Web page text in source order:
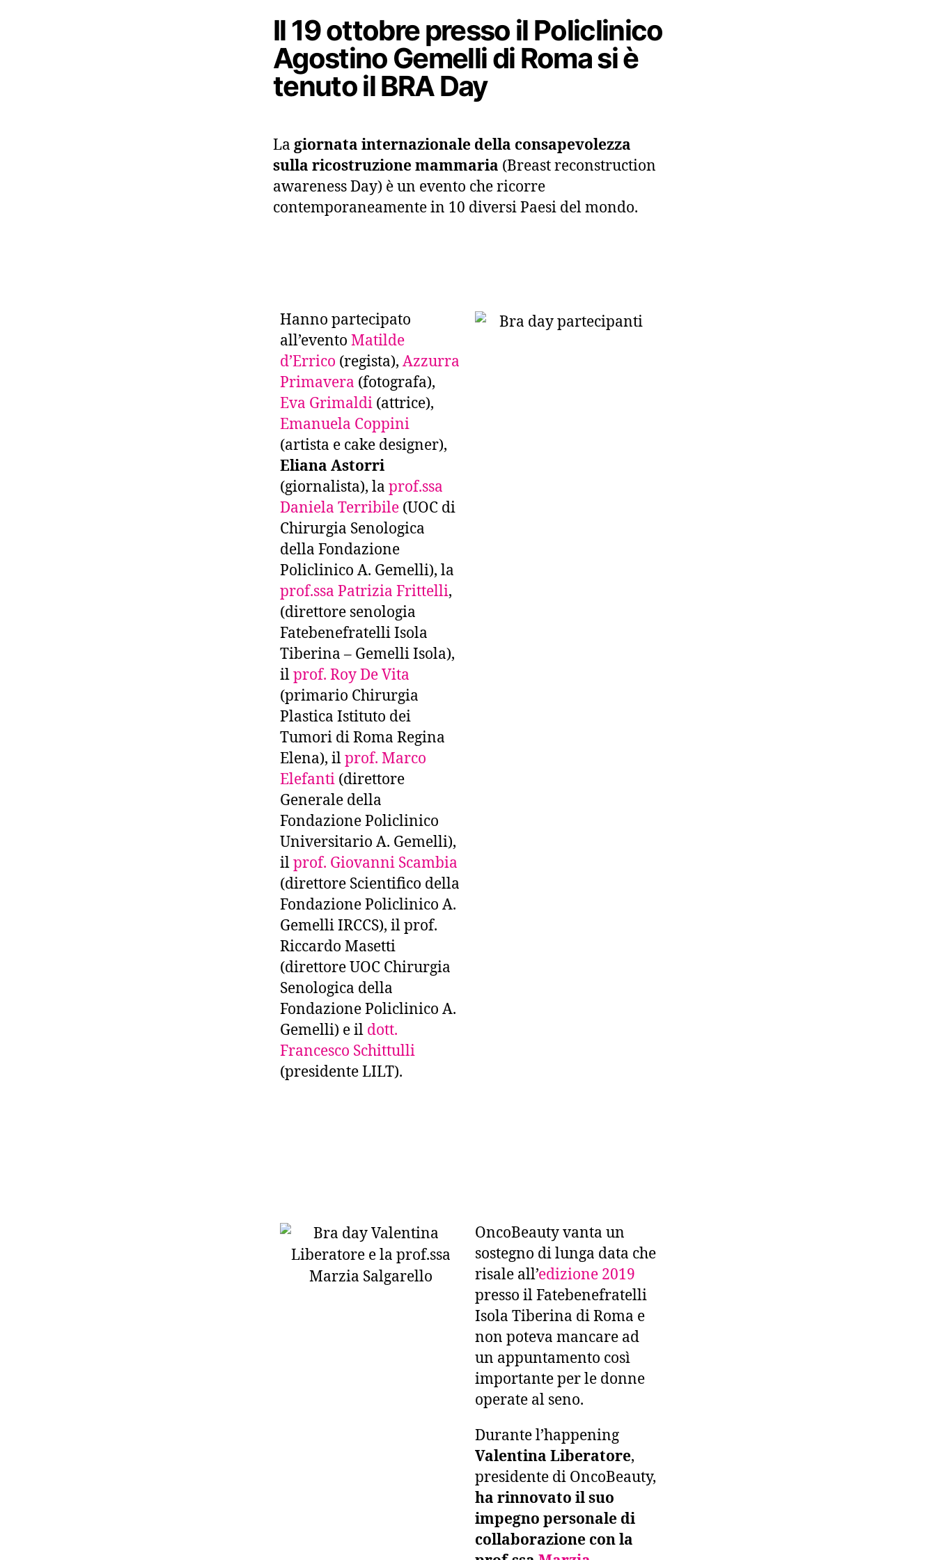
Il 19 ottobre presso il Policlinico
Agostino Gemelli di Roma si è
tenuto il BRA Day
La giornata internazionale della consapevolezza
sulla ricostruzione mammaria (Breast reconstruction
awareness Day) è un evento che ricorre
contemporaneamente in 10 diversi Paesi del mondo.
Hanno partecipato
all’evento Matilde
d’Errico (regista), Azzurra
Primavera (fotografa),
Eva Grimaldi (attrice),
Emanuela Coppini
(artista e cake designer),
Eliana Astorri
(giornalista), la prof.ssa
Daniela Terribile (UOC di
Chirurgia Senologica
della Fondazione
Policlinico A. Gemelli), la
prof.ssa Patrizia Frittelli,
(direttore senologia
Fatebenefratelli Isola
Tiberina – Gemelli Isola),
ilprof. Roy De Vita
(primario Chirurgia
Plastica Istituto dei
Tumori di Roma Regina
Elena), ilprof. Marco
Elefanti (direttore
Generale della
Fondazione Policlinico
Universitario A. Gemelli),
ilprof. Giovanni Scambia
(direttore Scientifico della
Fondazione Policlinico A.
Gemelli IRCCS), il prof.
Riccardo Masetti
(direttore UOC Chirurgia
Senologica della
Fondazione Policlinico A.
Gemelli) e il dott.
Francesco Schittulli
(presidente LILT).
OncoBeauty vanta un
sostegno di lunga data che
risale all’edizione 2019
presso il Fatebenefratelli
Isola Tiberina di Roma e
non poteva mancare ad
un appuntamento così
importante per le donne
operate al seno.
Durante l’happening
Valentina Liberatore,
presidente di OncoBeauty,
ha rinnovato il suo
impegno personale di
collaborazione con la